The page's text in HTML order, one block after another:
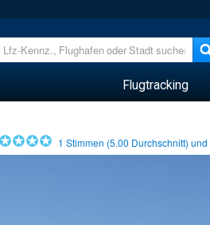
Flugtracking
1 Stimmen (5.00 Durchschnitt) und